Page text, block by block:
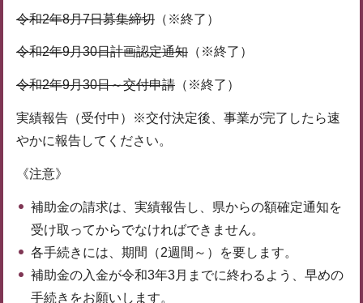
令和2年8月7日募集締切 （※終了）
令和2年9月30日計画認定通知 （※終了）
令和2年9月30日～交付申請 （※終了）
実績報告（受付中）※交付決定後、事業が完了したら速
やかに報告してください。
《注意》
補助金の請求は、実績報告し、県からの額確定通知を
受け取ってからでなければできません。
各手続きには、期間（2週間～）を要します。
補助金の入金が令和3年3月までに終わるよう、早めの
手続きをお願いします。